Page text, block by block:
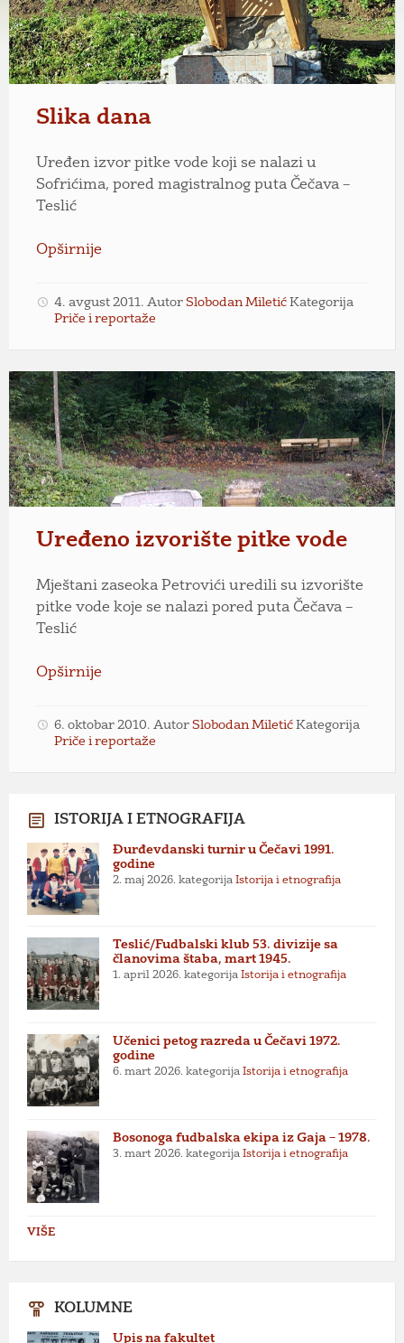
Slika dana
Uređen izvor pitke vode koji se nalazi u
Sofrićima, pored magistralnog puta Čečava –
Teslić
Opširnije
4. avgust 2011. Autor Slobodan Miletić Kategorija
Priče i reportaže
Uređeno izvorište pitke vode
Mještani zaseoka Petrovići uredili su izvorište
pitke vode koje se nalazi pored puta Čečava –
Teslić
Opširnije
6. oktobar 2010. Autor Slobodan Miletić Kategorija
Priče i reportaže
ISTORIJA I ETNOGRAFIJA
Đurđevdanski turnir u Čečavi 1991.
godine
2. maj 2026. kategorija Istorija i etnografija
Teslić/Fudbalski klub 53. divizije sa
članovima štaba, mart 1945.
1. april 2026. kategorija Istorija i etnografija
Učenici petog razreda u Čečavi 1972.
godine
6. mart 2026. kategorija Istorija i etnografija
Bosonoga fudbalska ekipa iz Gaja – 1978.
3. mart 2026. kategorija Istorija i etnografija
VIŠE
KOLUMNE
Upis na fakultet